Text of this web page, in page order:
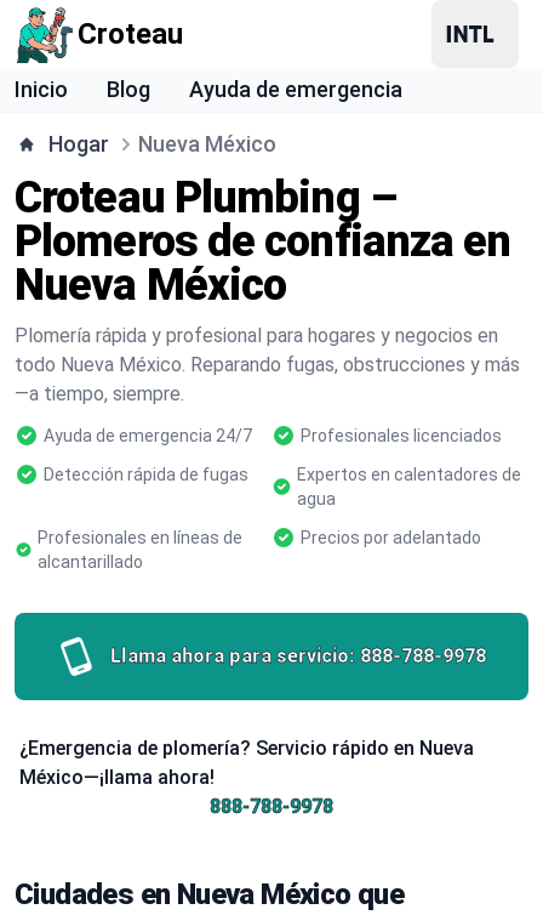
Croteau
Inicio Blog Ayuda de emergencia
Hogar Nueva México
Croteau Plumbing –
Plomeros de confianza en
Nueva México
Plomería rápida y profesional para hogares y negocios en
todo Nueva México. Reparando fugas, obstrucciones y más
—a tiempo, siempre.
Ayuda de emergencia 24/7
Profesionales licenciados
Detección rápida de fugas
Expertos en calentadores de
agua
Profesionales en líneas de
alcantarillado
Precios por adelantado
Llama ahora para servicio: 888-788-9978
¿Emergencia de plomería? Servicio rápido en Nueva
México—¡llama ahora!
888-788-9978
Ciudades en Nueva México que